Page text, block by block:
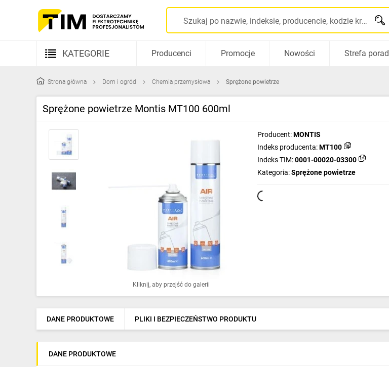
Szukaj po nazwie, indeksie, producencie, kodzie kreskowym...
KATEGORIE
Kable i przewody
Rozdzielnice i obudowy
Elementy prowadzenia kabli
Fotowoltaika
Gniazda i łączniki
Oprawy oświetleniowe
Pompy ciepła
Ogrzewanie
Elektronarzędzia i mierniki
Producenci Promocje Nowości Strefa porad
Strona główna Dom i ogród Chemia przemysłowa Sprężone powietrze
Sprężone powietrze Montis MT100 600ml
Kliknij, aby przejść do galerii
Producent:MONTIS
Indeks producenta:MT100
Indeks TIM:0001-00020-03300
Kategoria:Sprężone powietrze
DANE PRODUKTOWE PLIKI I BEZPIECZEŃSTWO PRODUKTU
DANE PRODUKTOWE